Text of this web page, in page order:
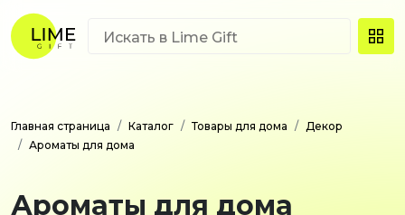
Главная страница Каталог Товары для дома
Декор
Ароматы для дома
Ароматы для дома